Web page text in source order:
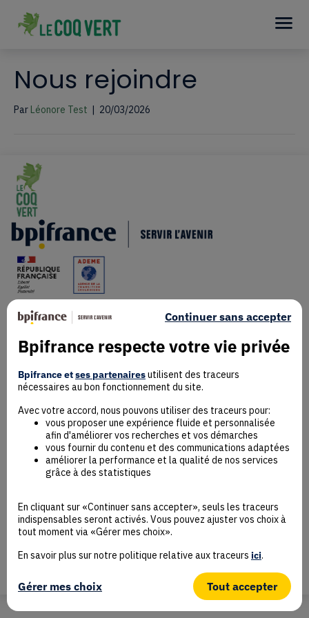
Nous rejoindre
Par Léonore Test | 20/03/2026
Mentions Légales
Données personnelles
Rejoindre la communauté
Contact
Accessibilité : non conforme
Déclaration éco-conception
CGU
Besoin d’aide ?
Protection des données
Plan du site
Gestion des cookies
Bpifrance respecte votre vie privée
Bpifrance etses partenairesutilisent des traceurs
nécessaires au bon fonctionnement du site.
Avec votre accord, nous pouvons utiliser des traceurs pour:
vous proposer une expérience fluide et personnalisée
afin d'améliorer vos recherches et vos démarches
vous fournir du contenu et des communications adaptées
améliorer la performance et la qualité de nos services
grâce à des statistiques
En cliquant sur «Continuer sans accepter», seuls les traceurs
indispensables seront activés. Vous pouvez ajuster vos choix à
tout moment via «Gérer mes choix».
En savoir plus sur notre politique relative aux traceurs ici.
Gérer mes choix
Continuer sans accepter
Tout accepter